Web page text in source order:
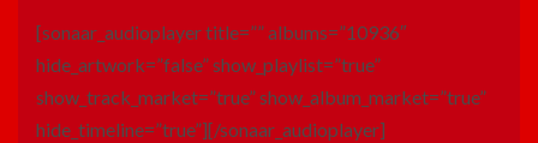
[sonaar_audioplayer title=”” albums=”10936″
hide_artwork=”false” show_playlist=”true”
show_track_market=”true” show_album_market=”true”
hide_timeline=”true”][/sonaar_audioplayer]